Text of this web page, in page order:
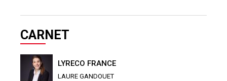
CARNET
LYRECO FRANCE
LAURE GANDOUET